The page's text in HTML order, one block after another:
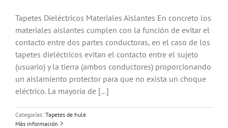
Tapetes Dieléctricos Materiales Aislantes En concreto los
materiales aislantes cumplen con la función de evitar el
contacto entre dos partes conductoras, en el caso de los
tapetes dieléctricos evitan el contacto entre el sujeto
(usuario) y la tierra (ambos conductores) proporcionando
un aislamiento protector para que no exista un choque
eléctrico. La mayoría de [...]
Categorías: Tapetes de hule
Más información